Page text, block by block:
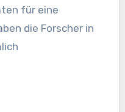
für eine
die Forscher in